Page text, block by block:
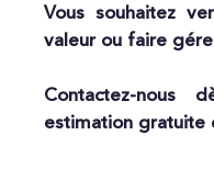
Vous souhaitez
valeur ou faire
Contactez-nous
estimation gratuite